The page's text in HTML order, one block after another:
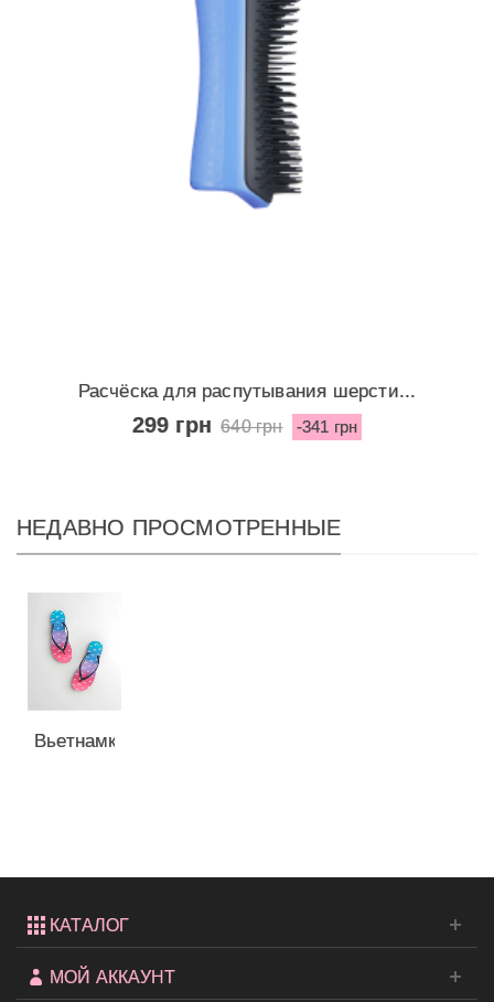
Расчёска для распутывания шерсти...
299 грн 640 грн -341 грн
НЕДАВНО ПРОСМОТРЕННЫЕ
Вьетнамки
КАТАЛОГ
МОЙ АККАУНТ